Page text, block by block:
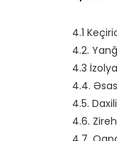
4.1
4.2.
4.3
4.4.
4.5.
4.6.